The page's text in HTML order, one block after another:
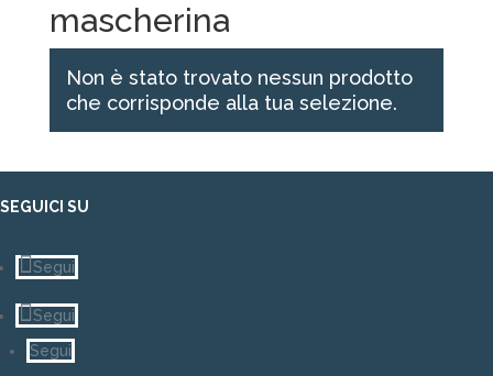
mascherina
Non è stato trovato nessun prodotto
che corrisponde alla tua selezione.
SEGUICI SU
Segui
Segui
Segui